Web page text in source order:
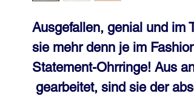
Ausgefallen, genial und im
sie mehr denn je im
Statement-Ohrringe! Aus
gearbeitet, sind sie der